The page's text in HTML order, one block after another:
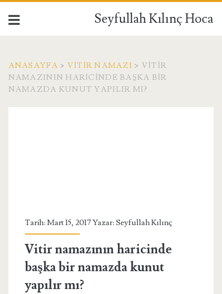
Seyfullah Kılınç Hoca
ANASAYFA > VITIR NAMAZI > VITIR
NAMAZININ HARICINDE BAŞKA BIR
NAMAZDA KUNUT YAPILIR MI?
Tarih: Mart 15, 2017 Yazar: Seyfullah Kılınç
Vitir namazının haricinde
başka bir namazda kunut
yapılır mı?